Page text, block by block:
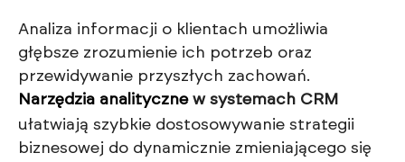
Analiza informacji o klientach umożliwia
głębsze zrozumienie ich potrzeb oraz
przewidywanie przyszłych zachowań.
Narzędzia analitycznew systemach CRM
ułatwiają szybkie dostosowywanie strategii
biznesowej do dynamicznie zmieniającego się